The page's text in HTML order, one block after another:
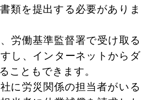
類を提出する必要がありま
労働基準監督署で受け取る
し、インターネットからダ
こともできます。
に労災関係の担当者がいる